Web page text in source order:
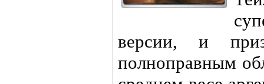
версии, и
полноправным